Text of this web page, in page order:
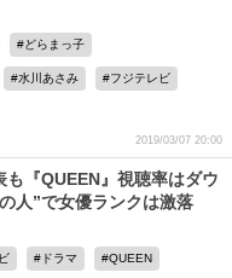
どらまっ子
水川あさみ フジテレビ
2019/03/07 20:00
『QUEEN』視聴率はダウ
人”で女優ランクは激落
ドラマ QUEEN